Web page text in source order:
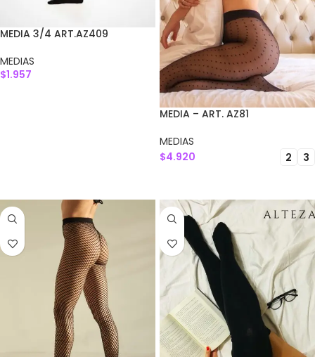
MEDIA 3/4 ART.AZ409
MEDIAS
$1.957
MEDIA – ART. AZ81
MEDIAS
$4.920 2 3